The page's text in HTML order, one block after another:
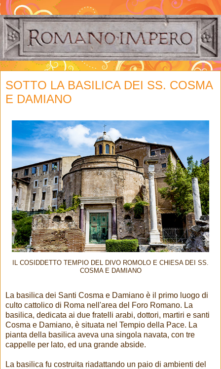
SOTTO LA BASILICA DEI SS. COSMA
E DAMIANO
IL COSIDDETTO TEMPIO DEL DIVO ROMOLO E CHIESA DEI SS.
COSMA E DAMIANO
La basilica dei Santi Cosma e Damiano è il primo luogo di
culto cattolico di Roma nell'area del Foro Romano. La
basilica, dedicata ai due fratelli arabi, dottori, martiri e santi
Cosma e Damiano, è situata nel Tempio della Pace. La
pianta della basilica aveva una singola navata, con tre
cappelle per lato, ed una grande abside.
La basilica fu costruita riadattando un paio di ambienti del